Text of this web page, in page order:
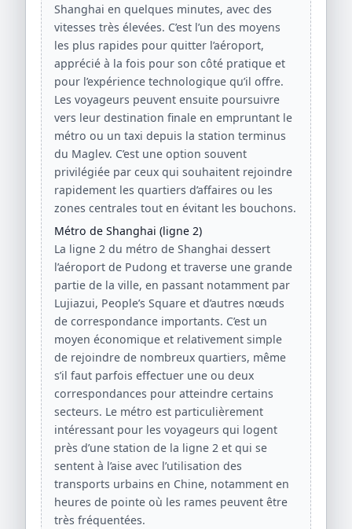
Shanghai en quelques minutes, avec des
vitesses très élevées. C’est l’un des moyens
les plus rapides pour quitter l’aéroport,
apprécié à la fois pour son côté pratique et
pour l’expérience technologique qu’il offre.
Les voyageurs peuvent ensuite poursuivre
vers leur destination finale en empruntant le
métro ou un taxi depuis la station terminus
du Maglev. C’est une option souvent
privilégiée par ceux qui souhaitent rejoindre
rapidement les quartiers d’affaires ou les
zones centrales tout en évitant les bouchons.
Métro de Shanghai (ligne 2)
La ligne 2 du métro de Shanghai dessert
l’aéroport de Pudong et traverse une grande
partie de la ville, en passant notamment par
Lujiazui, People’s Square et d’autres nœuds
de correspondance importants. C’est un
moyen économique et relativement simple
de rejoindre de nombreux quartiers, même
s’il faut parfois effectuer une ou deux
correspondances pour atteindre certains
secteurs. Le métro est particulièrement
intéressant pour les voyageurs qui logent
près d’une station de la ligne 2 et qui se
sentent à l’aise avec l’utilisation des
transports urbains en Chine, notamment en
heures de pointe où les rames peuvent être
très fréquentées.